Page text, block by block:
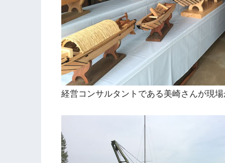
経営コンサルタントである美崎さんが現